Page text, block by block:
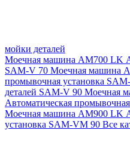
мойки деталей
Моечная машина AM700 LK
SAM-V 70 Моечная машина
промывочная установка
деталей SAM-V 90 Моечная
Автоматическая
Моечная машина AM900 LK
установка SAM-VM 90 Все